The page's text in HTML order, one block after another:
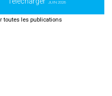
JUIN 2026
toutes les publications